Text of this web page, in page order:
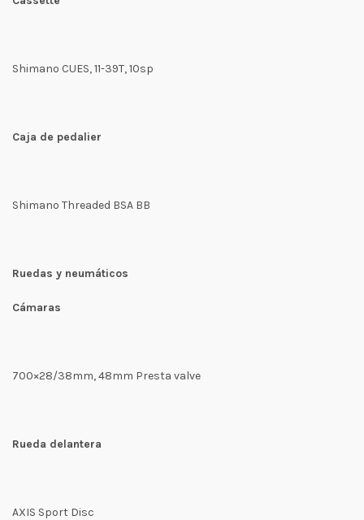
Shimano CUES, 11-39T, 10sp
Caja de pedalier
Shimano Threaded BSA BB
Ruedas y neumáticos
Cámaras
700×28/38mm, 48mm Presta valve
Rueda delantera
AXIS Sport Disc